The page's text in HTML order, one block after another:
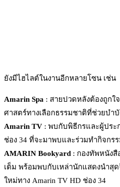
ยังมีไฮไลต์ในงานอีกหลายโซน เช่น
Amarin Spa : สายปวดหลังต้องถูกใ
ศาสตร์ทางเลือกธรรมชาติที่ช่วยบำ
Amarin TV : พบกับพิธีกรและผู้ประ
ช่อง 34 ที่จะมาพบและร่วมทำกิจกร
AMARIN Bookyard : กองทัพหนัง
เต็ม พร้อมพบกับเหล่านักแสดงนำสุด
ใหม่ทาง Amarin TV HD ช่อง 34